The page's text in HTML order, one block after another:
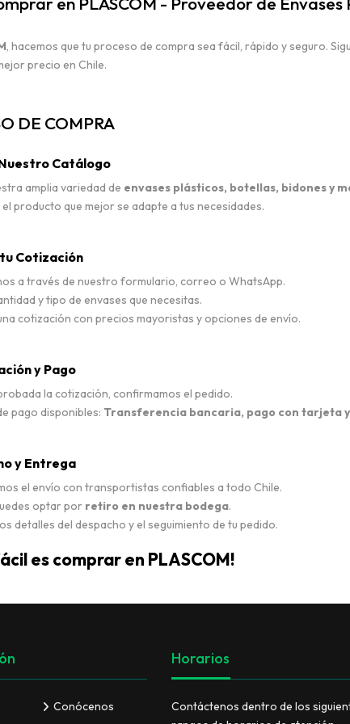
, hacemos que tu proceso de compra sea fácil, rápido y seguro.
precio en Chile.
DE COMPRA
Catálogo
amplia variedad de envases plásticos, botellas, bidones y
el producto que mejor se adapte a tus necesidades.
Cotización
a través de nuestro formulario, correo o WhatsApp.
y tipo de envases que necesitas.
cotización con precios mayoristas y opciones de envío.
y Pago
la cotización, confirmamos el pedido.
pago disponibles: Transferencia bancaria, pago con tarjeta
y Entrega
el envío con transportistas confiables a todo Chile.
optar por retiro en nuestra bodega.
detalles del despacho y el seguimiento de tu pedido.
es comprar en PLASCOM!
Conócenos
Horarios
Contáctenos dentro de los